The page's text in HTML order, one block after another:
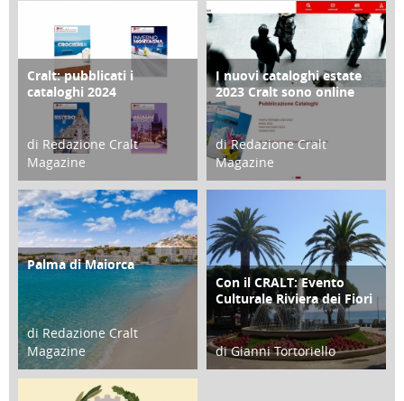
COPERTINA
Cralt: pubblicati i
cataloghi 2024
di Redazione Cralt
Magazine
21 Novembre 2023
CONTRO COPERTINA
I nuovi cataloghi estate
2023 Cralt sono online
di Redazione Cralt
Magazine
07 Marzo 2023
ATTIVITÀ
Palma di Maiorca
di Redazione Cralt
Magazine
25 Giugno 2016
ATTIVITÀ
Con il CRALT: Evento
Culturale Riviera dei Fiori
di Gianni Tortoriello